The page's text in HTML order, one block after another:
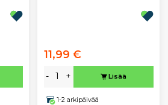
11,99 €
- + Lisää
1-2 arkipäivää